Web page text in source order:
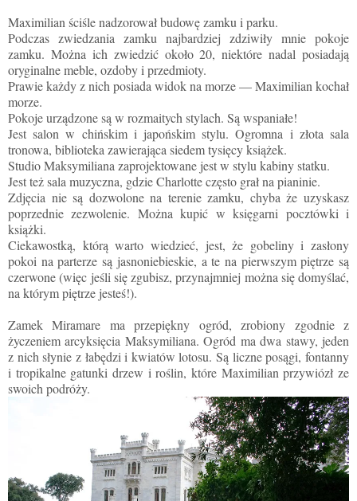
Maximilian ściśle nadzorował budowę zamku i parku.
Podczas zwiedzania zamku najbardziej zdziwiły mnie pokoje
zamku. Można ich zwiedzić około 20, niektóre nadal posiadają
oryginalne meble, ozdoby i przedmioty.
Prawie każdy z nich posiada widok na morze — Maximilian kochał
morze.
Pokoje urządzone są w rozmaitych stylach. Są wspaniałe!
Jest salon w chińskim i japońskim stylu. Ogromna i złota sala
tronowa, biblioteka zawierająca siedem tysięcy książek.
Studio Maksymiliana zaprojektowane jest w stylu kabiny statku.
Jest też sala muzyczna, gdzie Charlotte często grał na pianinie.
Zdjęcia nie są dozwolone na terenie zamku, chyba że uzyskasz
poprzednie zezwolenie. Można kupić w księgarni pocztówki i
książki.
Ciekawostką, którą warto wiedzieć, jest, że gobeliny i zasłony
pokoi na parterze są jasnoniebieskie, a te na pierwszym piętrze są
czerwone (więc jeśli się zgubisz, przynajmniej można się domyślać,
na którym piętrze jesteś!).
Zamek Miramare ma przepiękny ogród, zrobiony zgodnie z
życzeniem arcyksięcia Maksymiliana. Ogród ma dwa stawy, jeden
z nich słynie z łabędzi i kwiatów lotosu. Są liczne posągi, fontanny
i tropikalne gatunki drzew i roślin, które Maximilian przywiózł ze
swoich podróży.